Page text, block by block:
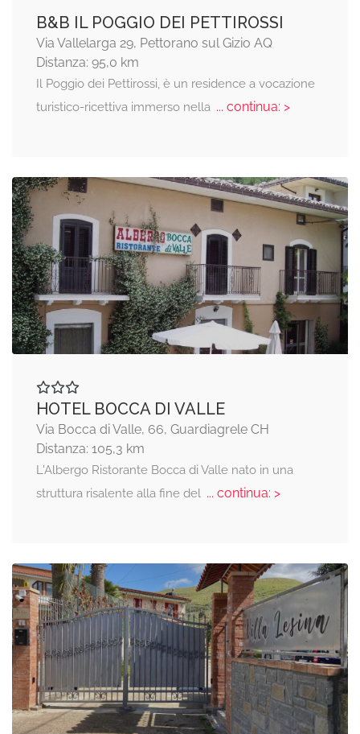
B&B IL POGGIO DEI PETTIROSSI
Via Vallelarga 29, Pettorano sul Gizio AQ
Distanza: 95,0 km
Il Poggio dei Pettirossi, è un residence a vocazione
turistico-ricettiva immerso nella... continua: >
HOTEL BOCCA DI VALLE
Via Bocca di Valle, 66, Guardiagrele CH
Distanza: 105,3 km
L'Albergo Ristorante Bocca di Valle nato in una
struttura risalente alla fine del... continua: >